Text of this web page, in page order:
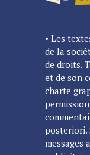
• Les
de la
de droits.
et de son
charte
posteriori.
messages